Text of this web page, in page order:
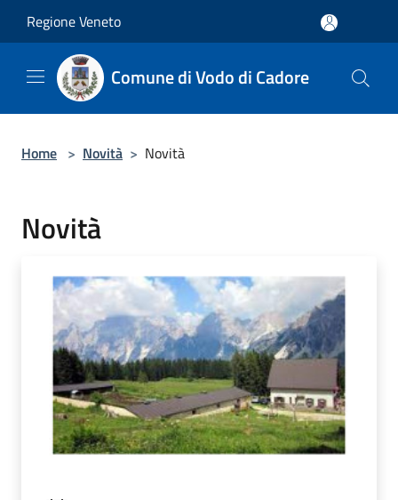
Regione Veneto
Comune di Vodo di Cadore
Home > Novità > Novità
Novità